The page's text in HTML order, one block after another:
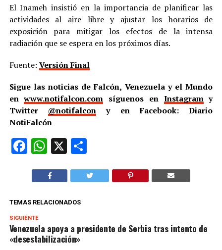
El Inameh insistió en la importancia de planificar las
actividades al aire libre y ajustar los horarios de
exposición para mitigar los efectos de la intensa
radiación que se espera en los próximos días.
Fuente: Versión Final
Sigue las noticias de Falcón, Venezuela y el Mundo
enwww.notifalcon.com síguenos en Instagramy
Twitter @notifalcon y en Facebook: Diario
NotiFalcón
Facebook
WhatsApp
X Compartir
TEMAS RELACIONADOS
SIGUIENTE
Venezuela apoya a presidente de Serbia tras intento de
«desestabilización»